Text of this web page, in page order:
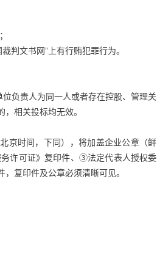
判文书网”上有行贿犯罪行为。
负责人为同一人或者存在控股、管理关
相关投标均无效。
京时间，下同），将加盖企业公章（鲜
许可证》复印件、③法定代表人授权委
复印件及公章必须清晰可见。